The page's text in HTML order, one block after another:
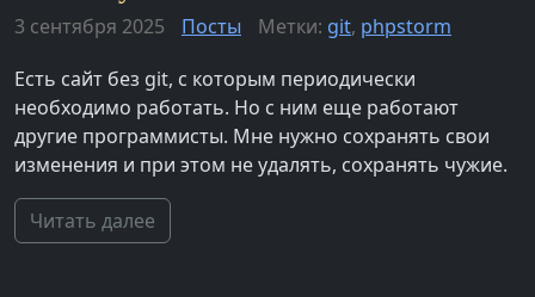
3 сентября 2025 Посты Метки: git, phpstorm
Есть сайт без git, с которым периодически
необходимо работать. Но с ним еще работают
другие программисты. Мне нужно сохранять свои
изменения и при этом не удалять, сохранять чужие.
Читать далее